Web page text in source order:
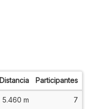
Distancia Participantes
5.460 m 7